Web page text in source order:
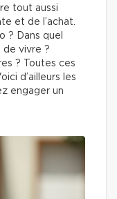
tout aussi
et de l’achat.
? Dans quel
vivre ?
? Toutes ces
d’ailleurs les
engager un